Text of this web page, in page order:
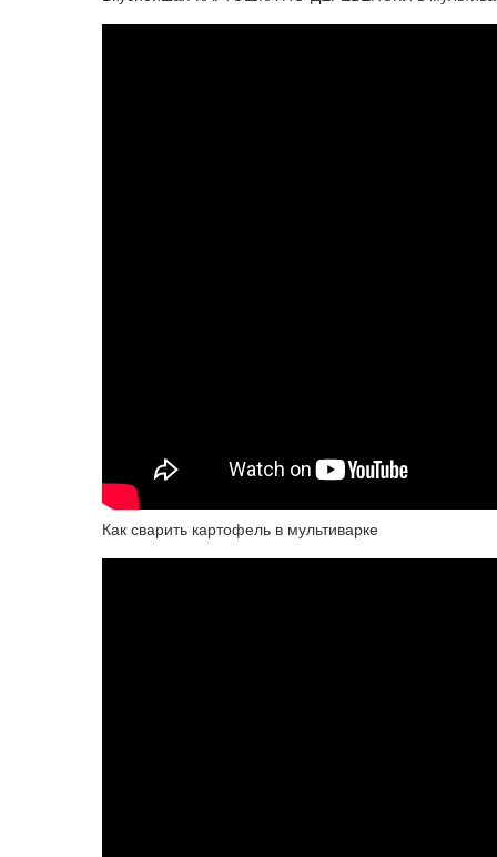
Как сварить картофель в мультиварке